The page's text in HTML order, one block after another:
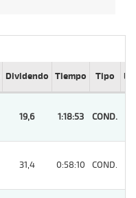
Dividendo Tiempo Tipo Lº
19,6 1:18:53 COND.
31,4 0:58:10 COND.